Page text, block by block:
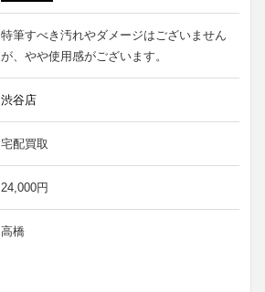
特筆すべき汚れやダメージはございません
が、やや使用感がございます。
渋谷店
宅配買取
24,000円
高橋